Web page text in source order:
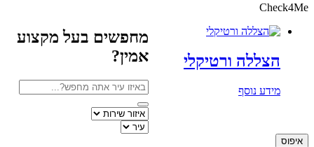
Check4Me
הצללה ורטיקלי
מידע נוסף
מחפשים בעל מקצוע
אמין?
איפוס